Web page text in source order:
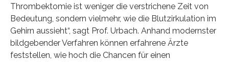
Thrombektomie ist weniger die verstrichene Zeit von
Bedeutung, sondern vielmehr, wie die Blutzirkulation im
Gehirn aussieht“, sagt Prof. Urbach. Anhand modernster
bildgebender Verfahren können erfahrene Ärzte
feststellen, wie hoch die Chancen für einen